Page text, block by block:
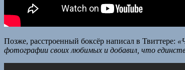
Позже, расстроенный боксёр написал в Твиттере:
фотографии своих любимых и добавил, что